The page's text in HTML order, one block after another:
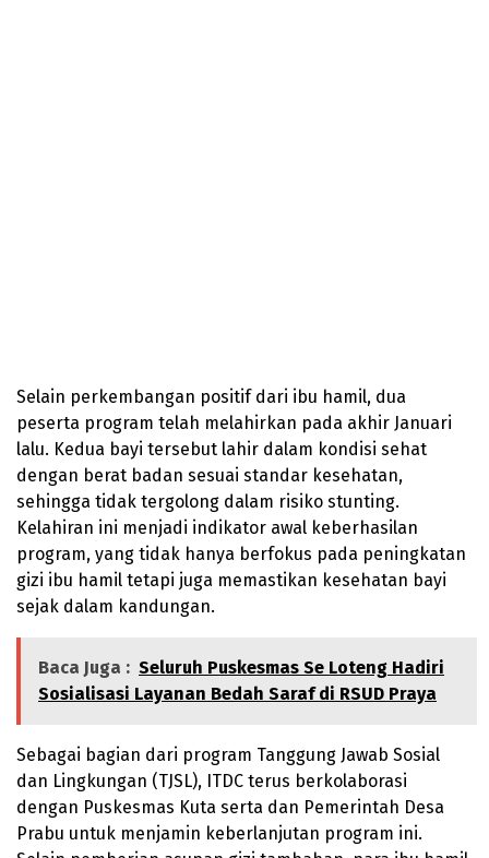
Selain perkembangan positif dari ibu hamil, dua
peserta program telah melahirkan pada akhir Januari
lalu. Kedua bayi tersebut lahir dalam kondisi sehat
dengan berat badan sesuai standar kesehatan,
sehingga tidak tergolong dalam risiko stunting.
Kelahiran ini menjadi indikator awal keberhasilan
program, yang tidak hanya berfokus pada peningkatan
gizi ibu hamil tetapi juga memastikan kesehatan bayi
sejak dalam kandungan.
Baca Juga : Seluruh Puskesmas Se Loteng Hadiri
Sosialisasi Layanan Bedah Saraf di RSUD Praya
Sebagai bagian dari program Tanggung Jawab Sosial
dan Lingkungan (TJSL), ITDC terus berkolaborasi
dengan Puskesmas Kuta serta dan Pemerintah Desa
Prabu untuk menjamin keberlanjutan program ini.